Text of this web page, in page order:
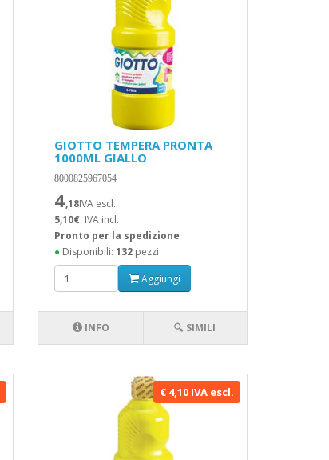
GIOTTO TEMPERA PRONTA
1000ML GIALLO
8000825967054
4,18IVA escl.
5,10€ IVA incl.
Pronto per la spedizione
● Disponibili:132 pezzi
Aggiungi
INFO 🔍 SIMILI
€ 4,10 IVA escl.